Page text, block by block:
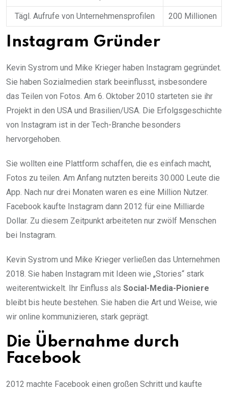
Tägl. Aufrufe von Unternehmensprofilen 200 Millionen
Instagram Gründer
Kevin Systrom und Mike Krieger haben Instagram gegründet.
Sie haben Sozialmedien stark beeinflusst, insbesondere
das Teilen von Fotos. Am 6. Oktober 2010 starteten sie ihr
Projekt in den USA und Brasilien/USA. Die Erfolgsgeschichte
von Instagram ist in der Tech-Branche besonders
hervorgehoben.
Sie wollten eine Plattform schaffen, die es einfach macht,
Fotos zu teilen. Am Anfang nutzten bereits 30.000 Leute die
App. Nach nur drei Monaten waren es eine Million Nutzer.
Facebook kaufte Instagram dann 2012 für eine Milliarde
Dollar. Zu diesem Zeitpunkt arbeiteten nur zwölf Menschen
bei Instagram.
Kevin Systrom und Mike Krieger verließen das Unternehmen
2018. Sie haben Instagram mit Ideen wie „Stories“ stark
weiterentwickelt. Ihr Einfluss als Social-Media-Pioniere
bleibt bis heute bestehen. Sie haben die Art und Weise, wie
wir online kommunizieren, stark geprägt.
Die Übernahme durch
Facebook
2012 machte Facebook einen großen Schritt und kaufte